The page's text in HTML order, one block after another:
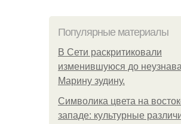
Популярные материалы
В Сети раскритиковали
изменившуюся до
Марину зудину.
Символика цвета на
западе: культурные